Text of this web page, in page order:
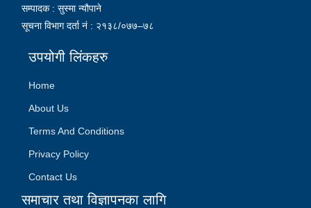
सम्पादक : सुस्मा न्यौपाने
सूचना विभाग दर्ता नं : २१३८/०७७–७८
उपयोगी लिंकहरु
Home
About Us
Terms And Conditions
Privacy Policy
Contact Us
समाचार तथा विज्ञापनका लागि